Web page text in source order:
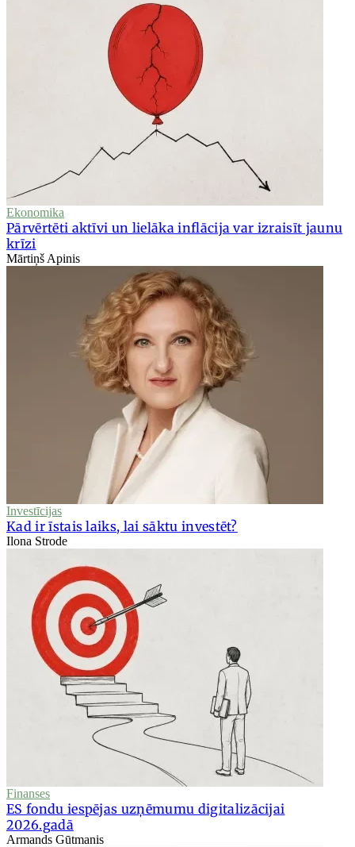
Ekonomika
Pārvērtēti aktīvi un lielāka inflācija var izraisīt jaunu
krīzi
Mārtiņš Apinis
Investīcijas
Kad ir īstais laiks, lai sāktu investēt?
Ilona Strode
Finanses
ES fondu iespējas uzņēmumu digitalizācijai
2026.gadā
Armands Gūtmanis